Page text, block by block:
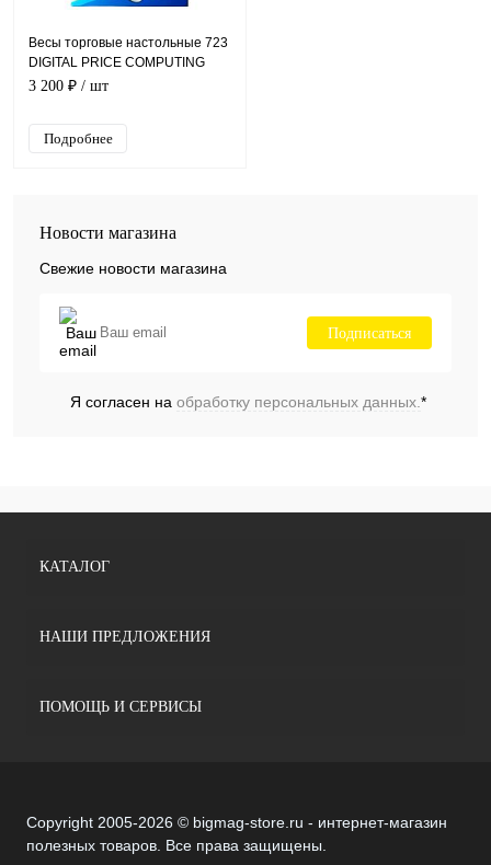
Весы торговые настольные 723
DIGITAL PRICE COMPUTING
SCALE 40кг/2г (минимум 200г)
3 200 ₽ / шт
Подробнее
Новости магазина
Свежие новости магазина
Подписаться
Я согласен на обработку персональных данных.*
КАТАЛОГ
НАШИ ПРЕДЛОЖЕНИЯ
ПОМОЩЬ И СЕРВИСЫ
Copyright 2005-2026 © bigmag-store.ru - интернет-магазин
полезных товаров. Все права защищены.